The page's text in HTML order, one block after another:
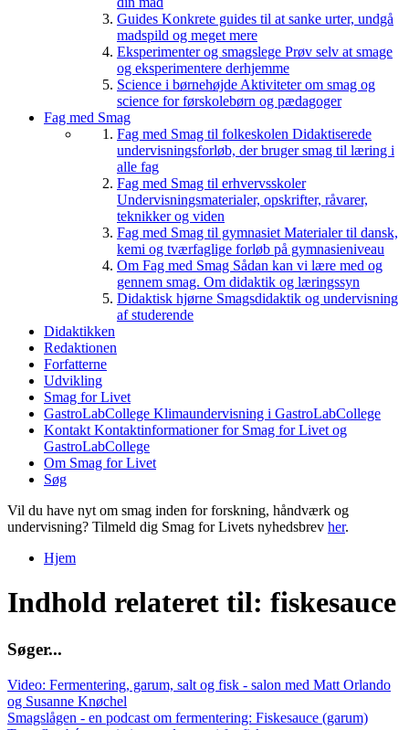
Guides Konkrete guides til at sanke urter, undgå
madspild og meget mere
Eksperimenter og smagslege Prøv selv at smage
og eksperimentere derhjemme
Science i børnehøjde Aktiviteter om smag og
science for førskolebørn og pædagoger
Fag med Smag
Fag med Smag til folkeskolen Didaktiserede
undervisningsforløb, der bruger smag til læring i
alle fag
Fag med Smag til erhvervsskoler
Undervisningsmaterialer, opskrifter, råvarer,
teknikker og viden
Fag med Smag til gymnasiet Materialer til dansk,
kemi og tværfaglige forløb på gymnasieniveau
Om Fag med Smag Sådan kan vi lære med og
gennem smag. Om didaktik og læringssyn
Didaktisk hjørne Smagsdidaktik og undervisning
af studerende
Didaktikken
Redaktionen
Forfatterne
Udvikling
Smag for Livet
GastroLabCollege Klimaundervisning i GastroLabCollege
Kontakt Kontaktinformationer for Smag for Livet og
GastroLabCollege
Om Smag for Livet
Søg
Vil du have nyt om smag inden for forskning, håndværk og
undervisning? Tilmeld dig Smag for Livets nyhedsbrev her.
Hjem
Indhold relateret til: fiskesauce
Søger...
Video: Fermentering, garum, salt og fisk - salon med Matt Orlando
og Susanne Knøchel
Smagslågen - en podcast om fermentering: Fiskesauce (garum)